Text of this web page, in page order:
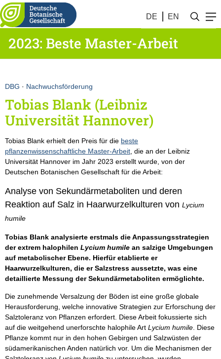
DE EN
2023: Beste Master-Arbeit
DBG · Nachwuchsförderung
Tobias Blank (Leibniz
Universität Hannover)
Tobias Blank erhielt den Preis für die beste
pflanzenwissenschaftliche Master-Arbeit , die an der Leibniz
Universität Hannover im Jahr 2023 erstellt wurde, von der
Deutschen Botanischen Gesellschaft für die Arbeit:
Analyse von Sekundärmetaboliten und deren
Reaktion auf Salz in Haarwurzelkulturen von Lycium
humile
Tobias Blank analysierte erstmals die Anpassungsstrategien
der extrem halophilen Lycium humile an salzige Umgebungen
auf metabolischer Ebene. Hierfür etablierte er
Haarwurzelkulturen, die er Salzstress aussetzte, was eine
detaillierte Messung der Sekundärmetaboliten ermöglichte.
Die zunehmende Versalzung der Böden ist eine große globale
Herausforderung, welche innovative Strategien zur Erforschung der
Salztoleranz von Pflanzen erfordert. Diese Arbeit fokussierte sich
auf die weitgehend unerforschte halophile Art Lycium humile . Diese
Pflanze kommt nur in den hohen Gebirgen und Salzwüsten der
südamerikanischen Anden natürlich vor. Um die Mechanismen der